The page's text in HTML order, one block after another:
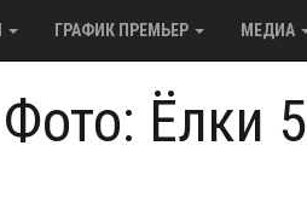
ГРАФИК ПРЕМЬЕР МЕДИА
Фото: Ёлки 5